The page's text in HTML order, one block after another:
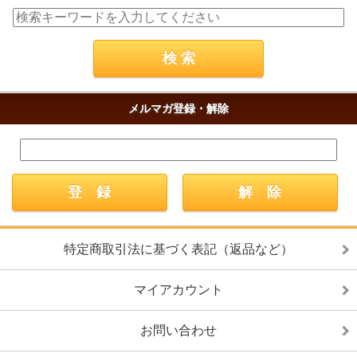
メルマガ登録・解除
特定商取引法に基づく表記（返品など）
マイアカウント
お問い合わせ